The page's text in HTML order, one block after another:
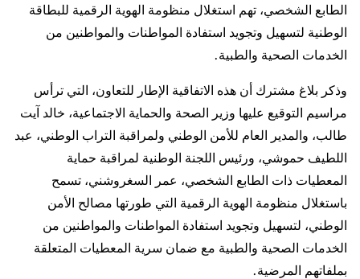
الطابع الشخصي، تهم استغلال منظومة الهوية الرقمية للبطاقة
الوطنية لتسهيل وتجويد استفادة المواطنات والمواطنين من
الخدمات الصحية والطبية.
وذكر بلاغ مشترك أن هذه الاتفاقية الإطار للتعاون، التي ترأس
مراسيم التوقيع عليها وزير الصحة والحماية الاجتماعية، خالد آيت
طالب، والمدير العام للأمن الوطني ولمراقبة التراب الوطني، عبد
اللطيف حموشي، ورئيس اللجنة الوطنية لمراقبة حماية
المعطيات ذات الطابع الشخصي، عمر السغروشني، تسمح
باستغلال منظومة الهوية الرقمية التي طورتها مصالح الأمن
الوطني، لتسهيل وتجويد استفادة المواطنات والمواطنين من
الخدمات الصحية والطبية مع ضمان سرية المعطيات المتعلقة
بملفاتهم المرضية.